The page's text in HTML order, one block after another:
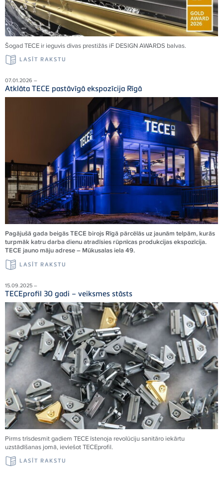
Šogad TECE ir ieguvis divas prestižās iF DESIGN AWARDS balvas.
LASĪT RAKSTU
07.01.2026 –
Atklāta TECE pastāvīgā ekspozīcija Rīgā
Pagājušā gada beigās TECE birojs Rīgā pārcēlās uz jaunām telpām, kurās
turpmāk katru darba dienu atradīsies rūpnīcas produkcijas ekspozīcija.
TECE jauno māju adrese – Mūkusalas iela 49.
LASĪT RAKSTU
15.09.2025 –
TECEprofil 30 gadi – veiksmes stāsts
Pirms trīsdesmit gadiem TECEīstenoja revolūciju sanitāro iekārtu
uzstādīšanas jomā, ieviešotTECEprofil.
LASĪT RAKSTU